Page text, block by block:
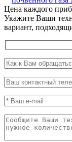
Цена каждого
Укажите Ваши
вариант,